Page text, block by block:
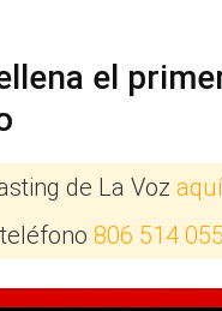
el
de La Voz aquí
806 514 055